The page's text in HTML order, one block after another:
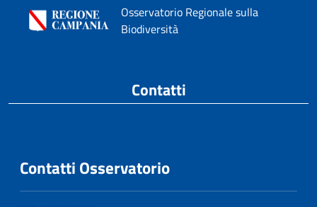
Osservatorio Regionale sulla
Biodiversità
Contatti
Contatti Osservatorio